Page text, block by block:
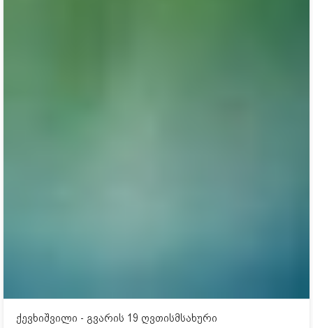
ქევხიშვილი - გვარის 19 ღვთისმსახური